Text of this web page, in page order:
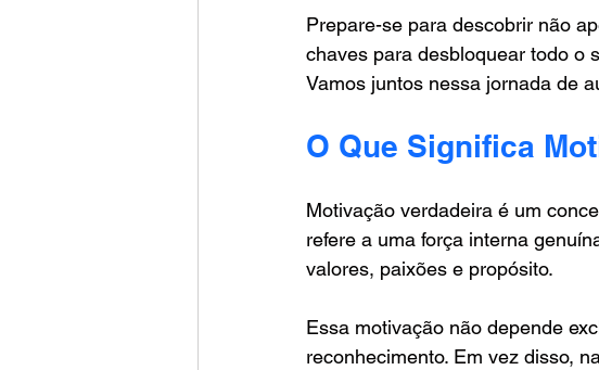
Prepare-se para descobrir não
chaves para desbloquear todo o
Vamos juntos nessa jornada de
O Que Significa
Motivação verdadeira é um
refere a uma força interna
valores, paixões e propósito.
Essa motivação não depende
reconhecimento. Em vez disso,